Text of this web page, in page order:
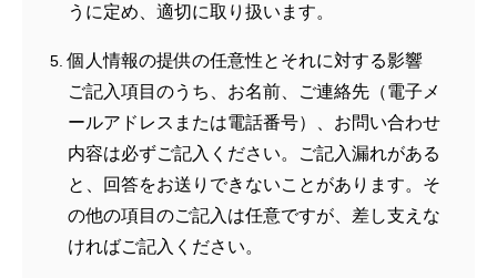
うに定め、適切に取り扱います。
個人情報の提供の任意性とそれに対する影響
ご記入項目のうち、お名前、ご連絡先（電子メ
ールアドレスまたは電話番号）、お問い合わせ
内容は必ずご記入ください。ご記入漏れがある
と、回答をお送りできないことがあります。そ
の他の項目のご記入は任意ですが、差し支えな
ければご記入ください。